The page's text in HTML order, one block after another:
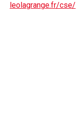
leolagrange.fr/cse/